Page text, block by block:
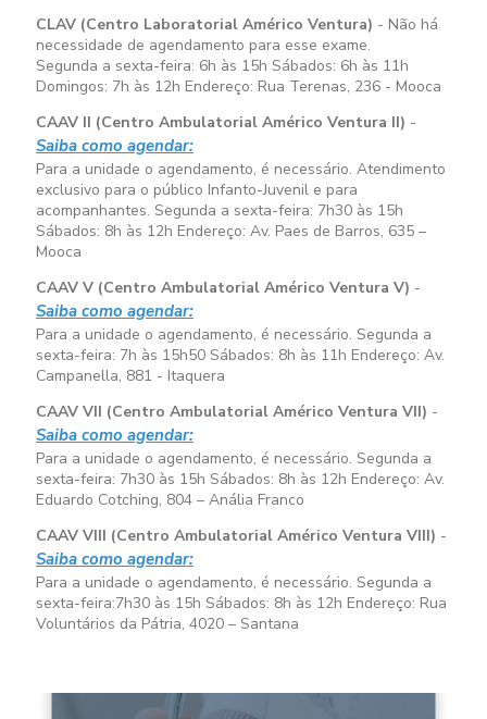
CLAV (Centro Laboratorial Américo Ventura) - Não há
necessidade de agendamento para esse exame.
Segunda a sexta-feira: 6h às 15h Sábados: 6h às 11h
Domingos: 7h às 12h Endereço: Rua Terenas, 236 - Mooca
CAAV II (Centro Ambulatorial Américo Ventura II) -
Saiba como agendar:
Para a unidade o agendamento, é necessário. Atendimento
exclusivo para o público Infanto-Juvenil e para
acompanhantes. Segunda a sexta-feira: 7h30 às 15h
Sábados: 8h às 12h Endereço: Av. Paes de Barros, 635 –
Mooca
CAAV V (Centro Ambulatorial Américo Ventura V) -
Saiba como agendar:
Para a unidade o agendamento, é necessário. Segunda a
sexta-feira: 7h às 15h50 Sábados: 8h às 11h Endereço: Av.
Campanella, 881 - Itaquera
CAAV VII (Centro Ambulatorial Américo Ventura VII) -
Saiba como agendar:
Para a unidade o agendamento, é necessário. Segunda a
sexta-feira: 7h30 às 15h Sábados: 8h às 12h Endereço: Av.
Eduardo Cotching, 804 – Anália Franco
CAAV VIII (Centro Ambulatorial Américo Ventura VIII) -
Saiba como agendar:
Para a unidade o agendamento, é necessário. Segunda a
sexta-feira:7h30 às 15h Sábados: 8h às 12h Endereço: Rua
Voluntários da Pátria, 4020 – Santana